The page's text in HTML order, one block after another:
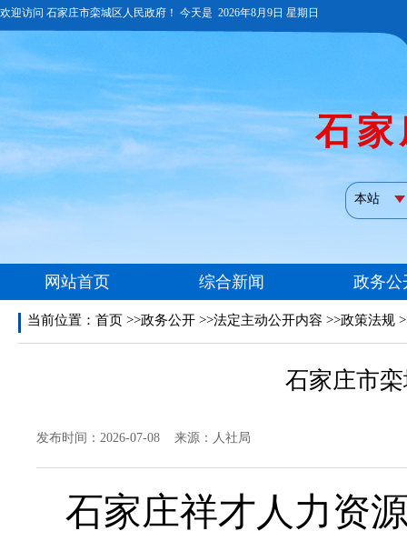
当前位置： 首页 >>政务公开 >>法定主动公开内容 >>政策法规
石家庄市
发布时间：2026-07-08 来源：人社局
石家庄祥才人力资